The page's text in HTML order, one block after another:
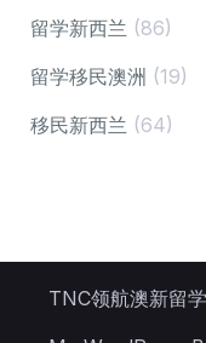
留学新西兰 (86)
留学移民澳洲 (19)
移民新西兰 (64)
TNC领航澳新留